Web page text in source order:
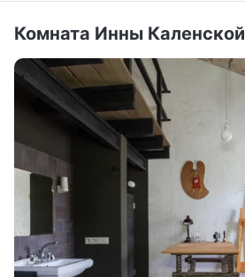
Комната Инны Каленской